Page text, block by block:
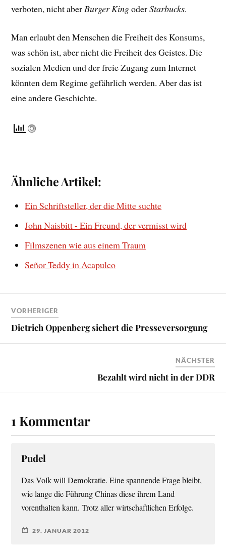
verboten, nicht aber Burger KingoderStarbucks.
Man erlaubt den Menschen die Freiheit des Konsums,
was schön ist, aber nicht die Freiheit des Geistes. Die
sozialen Medien und der freie Zugang zum Internet
könnten dem Regime gefährlich werden. Aber das ist
eine andere Geschichte.
Ähnliche Artikel:
Ein Schriftsteller, der die Mitte suchte
John Naisbitt - Ein Freund, der vermisst wird
Filmszenen wie aus einem Traum
Señor Teddy in Acapulco
VORHERIGER
Dietrich Oppenberg sichert die Presseversorgung
NÄCHSTER
Bezahlt wird nicht in der DDR
1 Kommentar
Pudel
Das Volk will Demokratie. Eine spannende Frage bleibt,
wie lange die Führung Chinas diese ihrem Land
vorenthalten kann. Trotz aller wirtschaftlichen Erfolge.
29. JANUAR 2012